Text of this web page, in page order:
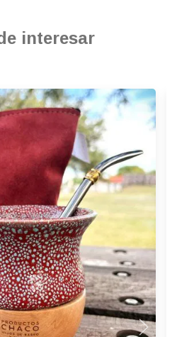
interesar